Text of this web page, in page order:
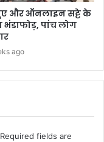
और ऑनलाइन सट्टे के
पांच लोग
ago
Required fields are